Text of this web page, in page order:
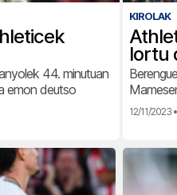
44. minutuan
emon deutso
KIROLAK
lortu
12/11/2023